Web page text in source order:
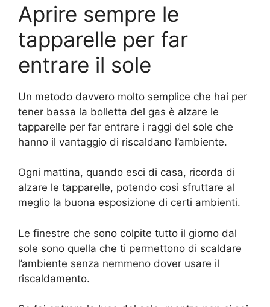
Aprire sempre le
tapparelle per far
entrare il sole
Un metodo davvero molto semplice che hai per
tener bassa la bolletta del gas è alzare le
tapparelle per far entrare i raggi del sole che
hanno il vantaggio di riscaldano l’ambiente.
Ogni mattina, quando esci di casa, ricorda di
alzare le tapparelle, potendo così sfruttare al
meglio la buona esposizione di certi ambienti.
Le finestre che sono colpite tutto il giorno dal
sole sono quella che ti permettono di scaldare
l’ambiente senza nemmeno dover usare il
riscaldamento.